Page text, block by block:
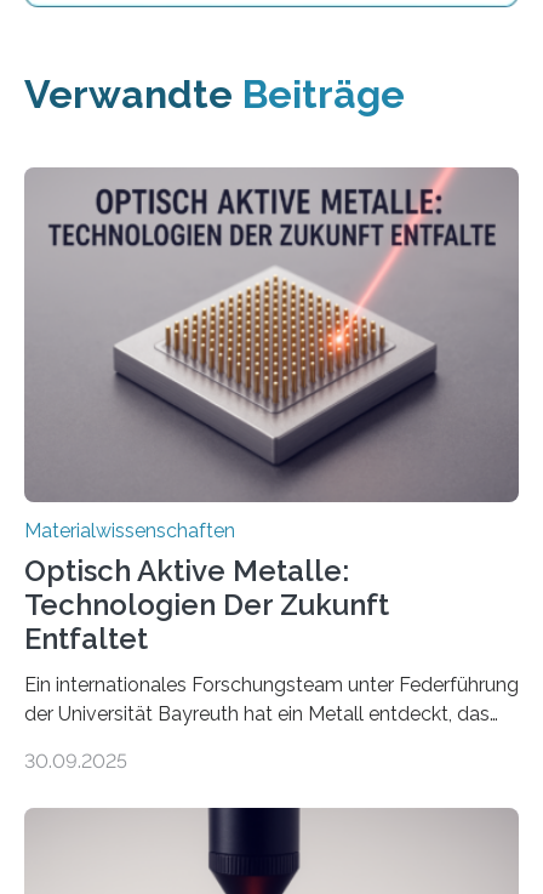
Verwandte Beiträge
Materialwissenschaften
Optisch Aktive Metalle:
Technologien Der Zukunft
Entfaltet
Ein internationales Forschungsteam unter Federführung
der Universität Bayreuth hat ein Metall entdeckt, das
Dadurch ist es in der Lage, eine sogenannte zweite
Nichtmetallen vorkommt und insbesondere für
Sensorik und Elektrotechnik von Interesse ist. Über ihre
30.09.2025